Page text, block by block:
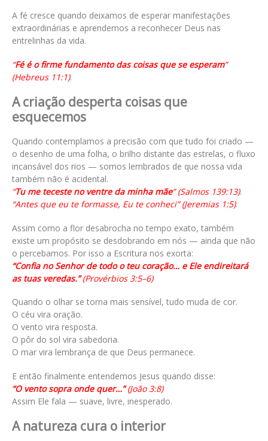
A fé cresce quando deixamos de esperar manifestações
extraordinárias e aprendemos a reconhecer Deus nas
entrelinhas da vida.
“Fé é o firme fundamento das coisas que se esperam”
(Hebreus 11:1).
A criação desperta coisas que
esquecemos
Quando contemplamos a precisão com que tudo foi criado —
o desenho de uma folha, o brilho distante das estrelas, o fluxo
incansável dos rios — somos lembrados de que nossa vida
também não é acidental.
“Tu me teceste no ventre da minha mãe” (Salmos 139:13).
“Antes que eu te formasse, Eu te conheci” (Jeremias 1:5).
Assim como a flor desabrocha no tempo exato, também
existe um propósito se desdobrando em nós — ainda que não
o percebamos. Por isso a Escritura nos exorta:
“Confia no Senhor de todo o teu coração… e Ele endireitará
as tuas veredas.”(Provérbios 3:5–6)
Quando o olhar se torna mais sensível, tudo muda de cor.
O céu vira oração.
O vento vira resposta.
O pôr do sol vira sabedoria.
O mar vira lembrança de que Deus permanece.
E então finalmente entendemos Jesus quando disse:
“O vento sopra onde quer…”(João 3:8)
Assim Ele fala — suave, livre, inesperado.
A natureza cura o interior